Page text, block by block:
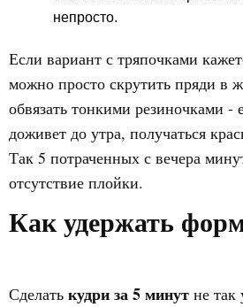
непросто.
Если вариант с тряпочками
можно просто скрутить пряди в
обвязать тонкими резиночками -
доживет до утра, получаться
Так 5 потраченных с вечера
отсутствие плойки.
Как удержать
Сделать кудри за 5 минут не так